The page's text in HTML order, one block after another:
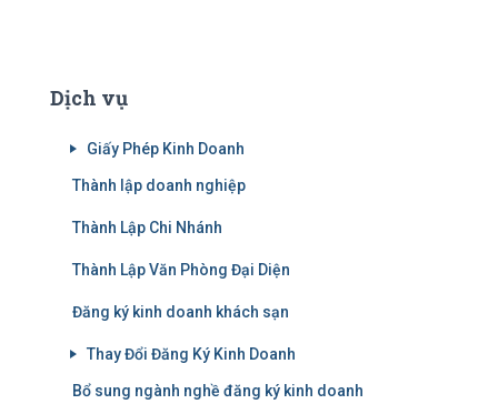
Dịch vụ
Giấy Phép Kinh Doanh
Thành lập doanh nghiệp
Thành Lập Chi Nhánh
Thành Lập Văn Phòng Đại Diện
Đăng ký kinh doanh khách sạn
Thay Đổi Đăng Ký Kinh Doanh
Bổ sung ngành nghề đăng ký kinh doanh